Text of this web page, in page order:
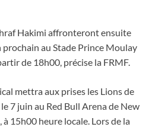
Hakimi affronteront ensuite
prochain au Stade Prince Moulay
de 18h00, précise la FRMF.
mettra aux prises les Lions de
7 juin au Red Bull Arena de New
15h00 heure locale. Lors de la